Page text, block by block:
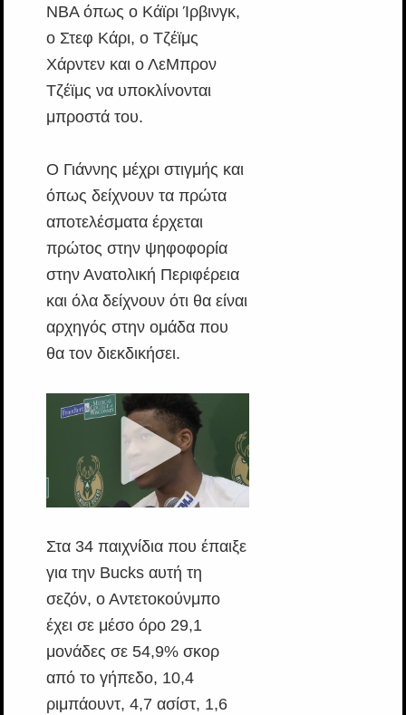
NBA όπως ο Κάϊρι Ίρβινγκ,
ο Στεφ Κάρι, ο Τζέϊμς
Χάρντεν και ο ΛεΜπρον
Τζέϊμς να υποκλίνονται
μπροστά του.
Ο Γιάννης μέχρι στιγμής και
όπως δείχνουν τα πρώτα
αποτελέσματα έρχεται
πρώτος στην ψηφοφορία
στην Ανατολική Περιφέρεια
και όλα δείχνουν ότι θα είναι
αρχηγός στην ομάδα που
θα τον διεκδικήσει.
Στα 34 παιχνίδια που έπαιξε
για την Bucks αυτή τη
σεζόν, ο Αντετοκούνμπο
έχει σε μέσο όρο 29,1
μονάδες σε 54,9% σκορ
από το γήπεδο, 10,4
ριμπάουντ, 4,7 ασίστ, 1,6